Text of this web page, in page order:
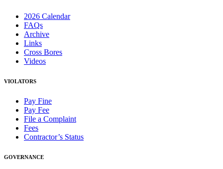
2026 Calendar
FAQs
Archive
Links
Cross Bores
Videos
VIOLATORS
Pay Fine
Pay Fee
File a Complaint
Fees
Contractor’s Status
GOVERNANCE